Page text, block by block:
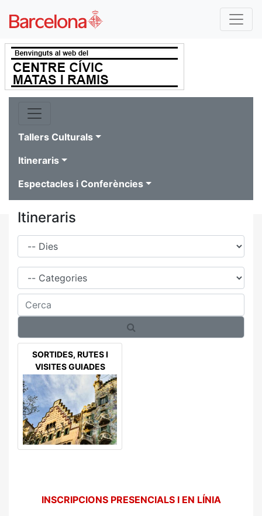
Tallers Culturals
Itineraris
Espectacles i Conferències
Itineraris
Dies
Família
Cerca
SORTIDES, RUTES I
VISITES GUIADES
INSCRIPCIONS PRESENCIALS I EN LÍNIA